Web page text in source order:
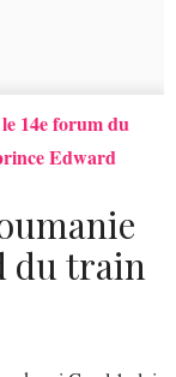
14e forum du
Edward
du train